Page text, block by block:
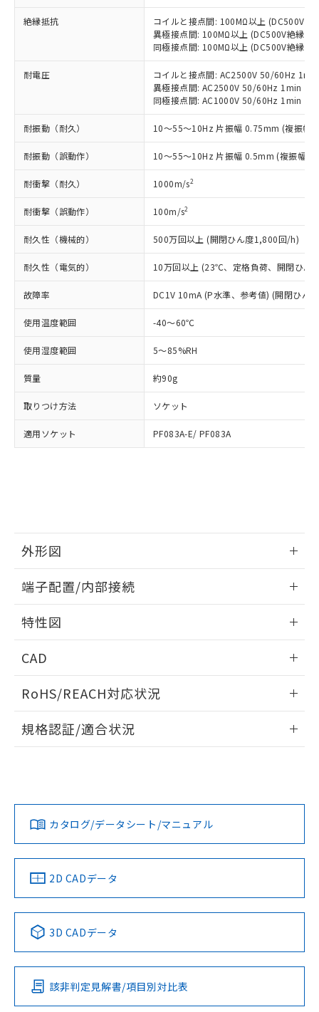
絶縁抵抗
コイルと接点間: 100MΩ以上 (DC500V絶
異極接点間: 100MΩ以上 (DC500V絶縁抵
同極接点間: 100MΩ以上 (DC500V絶縁抵
耐電圧
コイルと接点間: AC2500V 50/60Hz 1min
異極接点間: AC2500V 50/60Hz 1min
同極接点間: AC1000V 50/60Hz 1min
耐振動（耐久） 10～55～10Hz 片振幅 0.75mm (複振幅
耐振動（誤動作） 10～55～10Hz 片振幅 0.5mm (複振幅
耐衝撃（耐久） 1000m/s2
耐衝撃（誤動作） 100m/s2
耐久性（機械的） 500万回以上 (開閉ひん度1,800回/h)
耐久性（電気的） 10万回以上 (23℃、定格負荷、開閉ひん
故障率 DC1V 10mA (P水準、参考値) (開閉ひん
使用温度範囲 -40～60℃
使用湿度範囲 5～85%RH
質量 約90g
取りつけ方法 ソケット
適用ソケット PF083A-E/ PF083A
外形図
外形図
端子配置/内部接続
端子配置/内部接続
特性図
開閉容量
CAD
ドすることができます。
ログイン/会員登録
ダウンロードデータをご利用いただく前に、以下を必ずお読
みください。
ソフトウェアの使用条件
RoHS/REACH対応状況
EU RoHS 注意事項・凡例
対応済み
中国 RoHS 注意事項・凡例
Pb Hg Cd Cr(VI)
O
規格認証/適合状況
LR型式承認
（イギリス
船舶規格）
DNV型式承認
（ノルウェー
BV型式承認
（フランス
KR型式
（韓国
No No No No
この製品の規格認証/適合状況ページへ
その他の認証はこちらのページからご検索ください
カタログ/データシート/マニュアル
2D CADデータ
3D CADデータ
該非判定見解書/項目別対比表
本サービスの対象外となる商品もある
ことをご了承ください。
在庫状況および標準価格照会結果は、
記載している更新日時点での社内デー
タに基づき作成されるものであり、閲
覧された時点での実際の在庫および標
準価格とは異なる場合があることをご
正式な納期状況および標準価格はお客
様のお取引先、またはお客様担当のオ
ムロン制御機器販売店・当社販売員に
ご相談ください。
オムロン制御機器販売店や当社販売拠
点は「
販売ネットワーク
在庫状況および標準価格結果を当社の
事前の承諾なく第三者に漏洩または開
示しないようお願いします。
マイパーツ機能（部品リスト作成サー
ビス）をご利用いただくには、I-Web
お客様が当ウェブサイト上で当社にご
および当社の共同利用者が、当社の製
品・サービスに関するお客様との取
引・商談に必要な範囲で利用すること
をご了承ください。
※当社の共同利用者とは、"個人情報
の共同利用に関して"
の「1.共同利
仕入先様の事情により、非含有部品として
いたものが、含有品と判明した場合などや
むを得ず変更することがあります。
鉛(Pb) 1000ppm以下、 水銀(Hg) 1000ppm以下、 カド
ミウム(Cd) 100ppm以下、
六価クロム(Cr(Ⅵ)) 1000ppm以下、ポリ臭化ビフェニル
ル) (DEHP)(別名：DOP) 1000ppm以下、フタル酸ブチ
ルベンジル（BBP） 1000ppm以下、フタル酸ジブチル
（DBP） 1000ppm以下、フタル酸ジイソブチル
(DIBP) 1000ppm以下
適用除外項目は除く。
フタル酸エステル類の４物質については閾値を超える意
図的な使用がないことを確認しています。
※2 対応予定月
部品在庫の切り替え状況などにより、予定
月が前後することがあります。
※3 非含有証明書ダウンロード
下記の非含有証明書をダウンロードするこ
EU RoHS指令（10物質）の非含有証明書
51物質の非含有証明書（当社基準）
荷製品に未対応品が混在することから備考
欄に対応日を記載しておりました。
していることから、特段のことがない限
り、2022年1月12日より割愛しておりま
す。
「×」：最大均質材料含有率が中国RoHSの
基準値を超えていることを示します。
「－」：未確認です。当社販売部門へお問
*中国RoHS10物質の基準値 (GB/T26572)：
Pb(鉛) :1000ppm、 Hg(水銀) : 1000ppm、 Cd(カドミウ
Cr(Ⅵ)(六価クロム) : 1000ppm、 PBBs(ポリ臭化ビフェ
ニル類) : 1000ppm、 PBDEs(ポリ臭化ジフェニルエーテ
ル類) : 1000ppm、
DBP(フタル酸ジブチル) : 1000ppm、 DIBP(フタル酸ジ
イソブチル) : 1000ppm、 BBP(フタル酸ブチルベンジ
DEHP(フタル酸ビス(2-エチルヘキシル)) : 1000ppm
※2 環境保護使用期限
「ｅ」：有害物質（10物質）のすべてが基
準値以下であることを示します。
「10」：通常の使用状況下において有害物
質が外部に漏えいし、環境に深刻な影響を
及ぼさない年数を意味します。
「－」：未確認です。当社販売部門へお問
い合わせください。
当社は、これら貴社製品のうち、外国
為替および外国貿易法に定める商品
（以下｢規制貨物等」という）を輸出
または国外への提供する場合は、日本
国政府の輸出許可(または役務取引許
可)を取得するなどの必要な手続きを
当社は規制貨物を破棄する場合は、完
全に破砕するなど、違法に輸出されな
いよう必要な手段を講じます。
当社は貴社製品を、核兵器、ミサイ
ル、化学兵器、生物兵器またはその他
武器並びにこれらの製造装置等に一切
使用いたしません。
当社は、貴社製品を第三者に販売する
場合は、上記1、2および3の内容を当
該第三者に通知します。また当社は、
販売先および販売に係わる関係者が違
法に輸出するおそれがある場合は、取
り引きをいたしません。
○ 一定数以上の在庫あり
△ 一定数には満たないが在庫あり
－
在庫なし(最新の在庫状況につ
いては、お客様のお取引先、ま
たはお客様担当のオムロン制御
機器販売店・当社販売員にご確
認ください)
情報を公開していない機種